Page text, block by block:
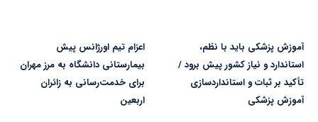
آموزش پزشکی باید با نظم،
استاندارد و نیاز کشور پیش برود /
تأکید بر ثبات و استانداردسازی
آموزش پزشکی
اعزام تیم اورژانس پیش
بیمارستانی دانشگاه به مرز مهران
برای خدمت‌رسانی به زائران
اربعین